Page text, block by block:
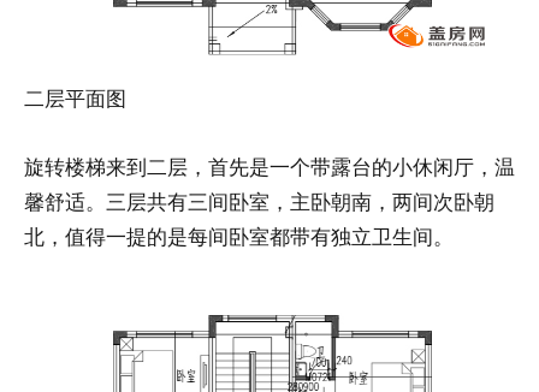
二层平面图
旋转楼梯来到二层，首先是一个带露台的小休闲厅，温
馨舒适。三层共有三间卧室，主卧朝南，两间次卧朝
北，值得一提的是每间卧室都带有独立卫生间。